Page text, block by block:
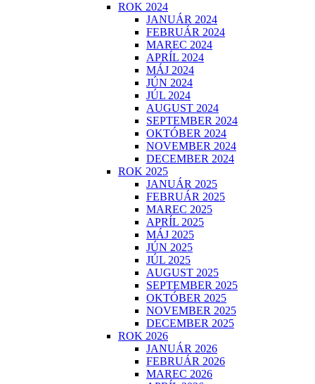
ROK 2024
JANUÁR 2024
FEBRUÁR 2024
MAREC 2024
APRÍL 2024
MÁJ 2024
JÚN 2024
JÚL 2024
AUGUST 2024
SEPTEMBER 2024
OKTÓBER 2024
NOVEMBER 2024
DECEMBER 2024
ROK 2025
JANUÁR 2025
FEBRUÁR 2025
MAREC 2025
APRÍL 2025
MÁJ 2025
JÚN 2025
JÚL 2025
AUGUST 2025
SEPTEMBER 2025
OKTÓBER 2025
NOVEMBER 2025
DECEMBER 2025
ROK 2026
JANUÁR 2026
FEBRUÁR 2026
MAREC 2026